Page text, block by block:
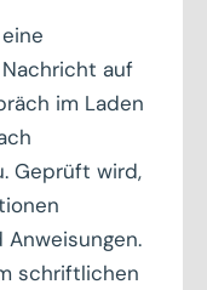
auf
im Laden
Geprüft wird,
schriftlichen